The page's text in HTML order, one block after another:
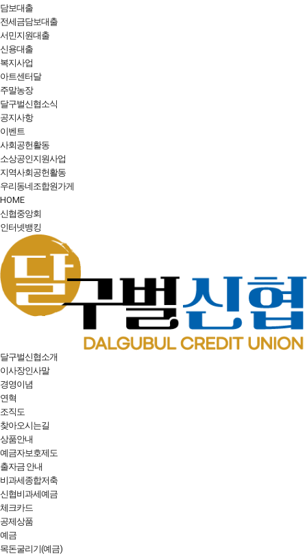
담보대출
전세금담보대출
서민지원대출
신용대출
복지사업
아트센터달
주말농장
달구벌신협소식
공지사항
이벤트
사회공헌활동
소상공인지원사업
지역사회공헌활동
우리동네조합원가게
HOME
신협중앙회
인터넷뱅킹
달구벌신협소개
이사장인사말
경영이념
연혁
조직도
찾아오시는길
상품안내
예금자보호제도
출자금 안내
비과세종합저축
신협비과세예금
체크카드
공제상품
예금
목돈굴리기(예금)